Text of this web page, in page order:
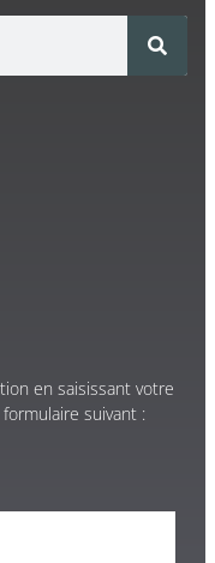
en saisissant votre
suivant :